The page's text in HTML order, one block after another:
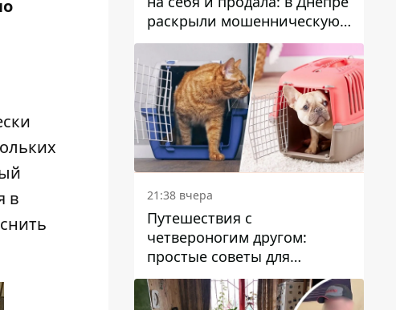
в
раскрыли мошенническую
схему с недвижимостью
21:38 вчера
Путешествия с
четвероногим другом:
простые советы для
поездок с животными